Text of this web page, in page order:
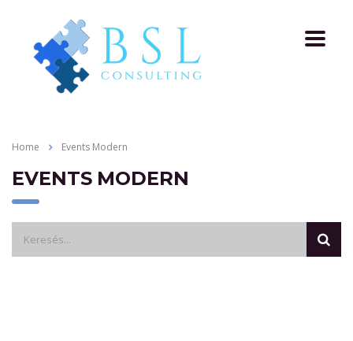
Home Events Modern
EVENTS MODERN